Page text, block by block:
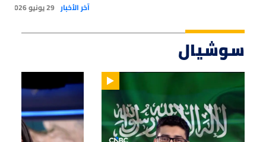
آخر الأخبار 29 يونيو 2026
سوشيال